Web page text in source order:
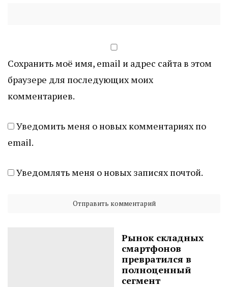
Сохранить моё имя, email и адрес сайта в этом
браузере для последующих моих
комментариев.
Уведомить меня о новых комментариях по
email.
Уведомлять меня о новых записях почтой.
Рынок складных
смартфонов
превратился в
полноценный
сегмент